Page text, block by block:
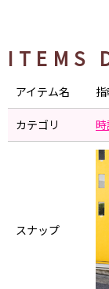
ITEMS
アイテム名
カテゴリ
スナップ